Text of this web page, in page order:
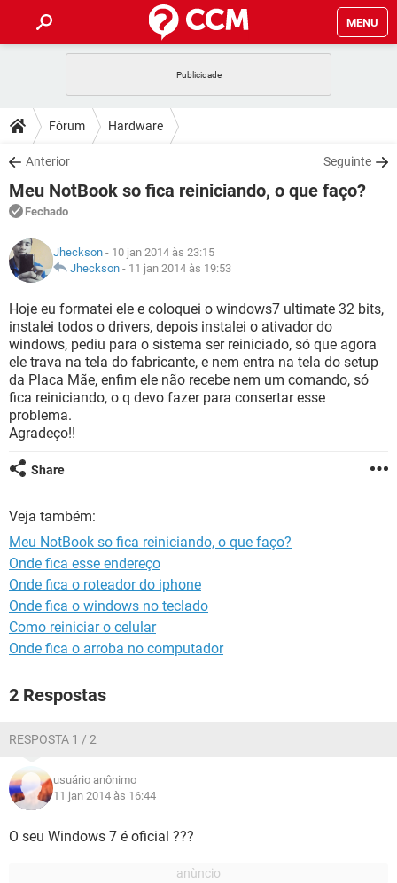
MENU
CELULAR
OUTLOOK
INSTAGRAM GMAIL
GUIA DE COMPRAS
DICAS
JOGOS
OUTLOOK
INSTAGRAM
GUIA DE COMPRAS
DOWNLOADS
JOGOS WHATSAPP
CELULAR
OUTLOOK EXCEL
INSTAGRAM
GUIA DE COMPRAS
FÓRUM
JOGOS
CELULAR FACEBOOK
INSTAGRAM GMAIL
GUIA DE COMPRAS
GLOSSÁRIO
JOGOS
CELULAR FACEBOOK
OUTLOOK EXCEL
INSTAGRAM GMAIL
GUIA DE COMPRAS
Fórum Hardware
Anterior Seguinte
Meu NotBook so fica reiniciando, o que faço?
Fechado
Jheckson - 10 jan 2014 às 23:15
Jheckson - 11 jan 2014 às 19:53
Hoje eu formatei ele e coloquei o windows7 ultimate 32 bits,
instalei todos o drivers, depois instalei o ativador do
windows, pediu para o sistema ser reiniciado, só que agora
ele trava na tela do fabricante, e nem entra na tela do setup
da Placa Mãe, enfim ele não recebe nem um comando, só
fica reiniciando, o q devo fazer para consertar esse
problema.
Agradeço!!
Share
Veja também:
Meu NotBook so fica reiniciando, o que faço?
Onde fica esse endereço
Onde fica o roteador do iphone
Onde fica o windows no teclado
Como reiniciar o celular
Onde fica o arroba no computador
2 Respostas
RESPOSTA 1 / 2
usuário anônimo
11 jan 2014 às 16:44
O seu Windows 7 é oficial ???